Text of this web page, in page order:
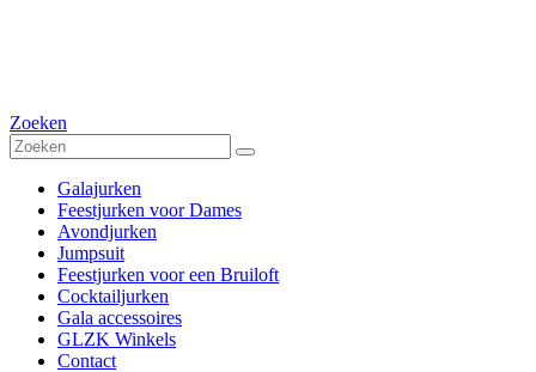
Zoeken
Galajurken
Feestjurken voor Dames
Avondjurken
Jumpsuit
Feestjurken voor een Bruiloft
Cocktailjurken
Gala accessoires
GLZK Winkels
Contact